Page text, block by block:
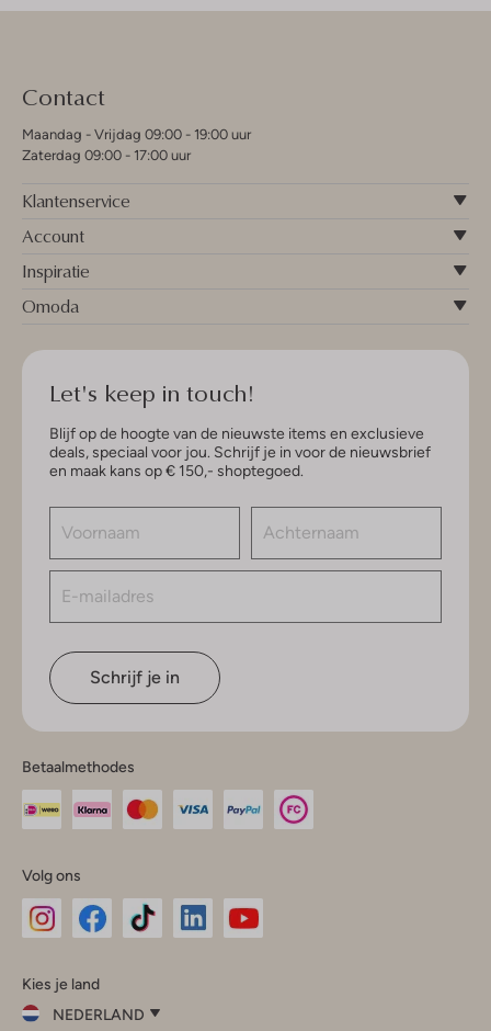
Contact
Maandag - Vrijdag 09:00 - 19:00 uur
Zaterdag 09:00 - 17:00 uur
Klantenservice
Account
Inspiratie
Omoda
Let's keep in touch!
Blijf op de hoogte van de nieuwste items en exclusieve
deals, speciaal voor jou. Schrijf je in voor de nieuwsbrief
en maak kans op € 150,- shoptegoed.
Schrijf je in
Betaalmethodes
Volg ons
InstagramFacebook
Kies je land
NEDERLAND